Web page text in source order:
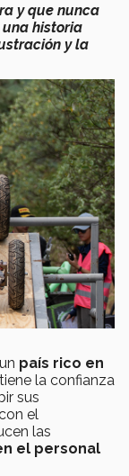
y que nunca
historia
y la
país rico en
la confianza
sus
el
las
el personal